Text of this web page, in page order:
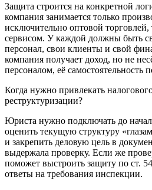
Защита строится на конкретной
компания занимается только
исключительно оптовой
сервисом. У каждой должны быть
персонал, свои клиенты и свой
компания получает доход, но не
персоналом, её самостоятельность
Когда нужно привлекать
реструктуризации?
Юриста нужно подключать до
оценить текущую структуру
и закрепить деловую цель в
выдержала проверку. Если же
поможет выстроить защиту по ст.
ответы на требования инспекции.